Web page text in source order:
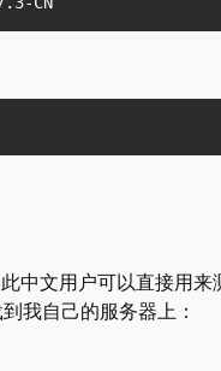
中文用户可以直接用
我自己的服务器上：